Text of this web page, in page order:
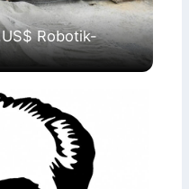
Robotik-